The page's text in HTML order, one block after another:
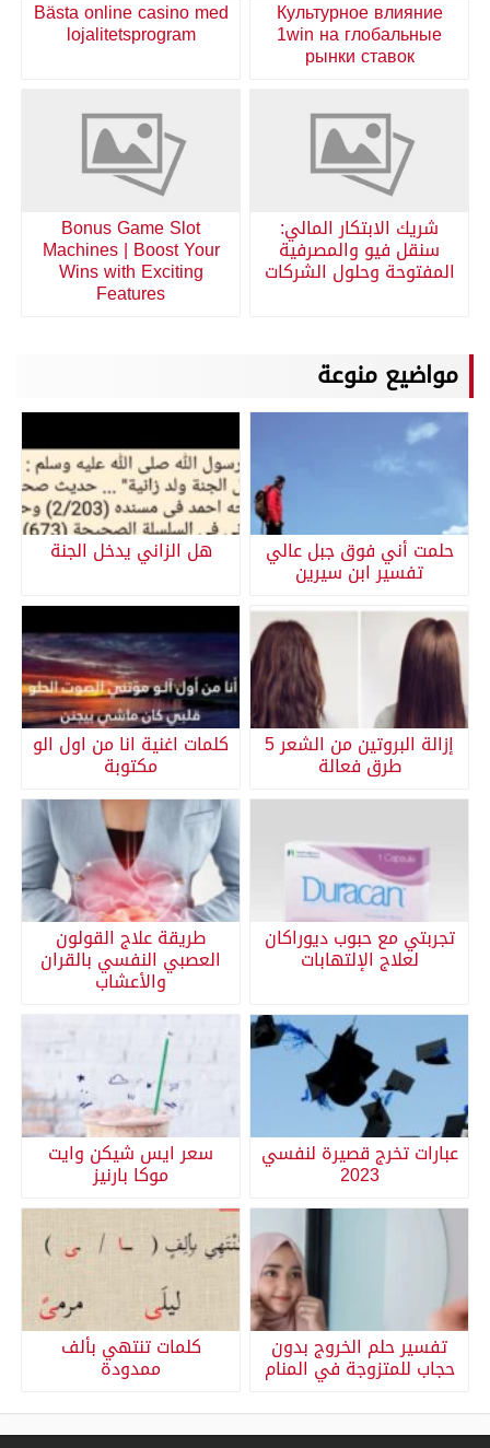
Культурное влияние
1win на глобальные
рынки ставок
Bästa online casino med
lojalitetsprogram
شريك الابتكار المالي:
سنقل فيو والمصرفية
المفتوحة وحلول الشركات
Bonus Game Slot
Machines | Boost Your
Wins with Exciting
Features
مواضيع منوعة
حلمت أني فوق جبل عالي
تفسير ابن سيرين
هل الزاني يدخل الجنة
إزالة البروتين من الشعر 5
طرق فعالة
كلمات اغنية انا من اول الو
مكتوبة
تجربتي مع حبوب ديوراكان
لعلاج الإلتهابات
طريقة علاج القولون
العصبي النفسي بالقران
والأعشاب
عبارات تخرج قصيرة لنفسي
2023
سعر ايس شيكن وايت
موكا بارنيز
تفسير حلم الخروج بدون
حجاب للمتزوجة في المنام
كلمات تنتهي بألف
ممدودة